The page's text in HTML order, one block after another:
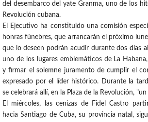
del desembarco del yate Granma, uno de los
Revolución cubana.
El Ejecutivo ha constituido una comisión
honras fúnebres, que arrancarán el próximo
que lo deseen podrán acudir durante dos días
uno de los lugares emblemáticos de La
y firmar el solemne juramento de cumplir el
expresado por el líder histórico. Durante la
se celebrará allí, en la Plaza de la Revolución,
El miércoles, las cenizas de Fidel Castro
hacia Santiago de Cuba, su provincia natal,